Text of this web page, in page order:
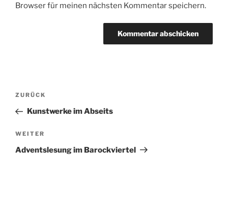
Browser für meinen nächsten Kommentar speichern.
Beitragsnavigation
Vorheriger
Beitrag
ZURÜCK
Kunstwerke im Abseits
Nächster
Beitrag
WEITER
Adventslesung im Barockviertel